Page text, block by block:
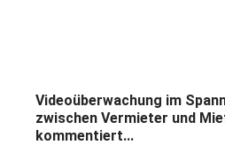
Videoüberwachung im
zwischen Vermieter und
kommentiert...